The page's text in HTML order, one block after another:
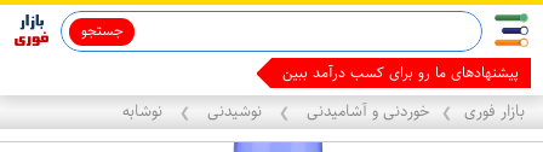
جستجو
پیشنهادهای ما رو برای کسب درآمد ببین
بازار فوری ❯ خوردنی و آشامیدنی ❯ نوشیدنی ❯ نوشابه